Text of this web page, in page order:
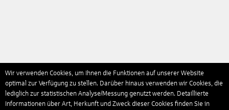
Wir verwenden Cookies, um Ihnen die Funktionen auf unserer Website
optimal zur Verfügung zu stellen. Darüber hinaus verwenden wir Cookies, die
lediglich zur statistischen Analyse/Messung genutzt werden. Detaillierte
Informationen über Art, Herkunft und Zweck dieser Cookies finden Sie in